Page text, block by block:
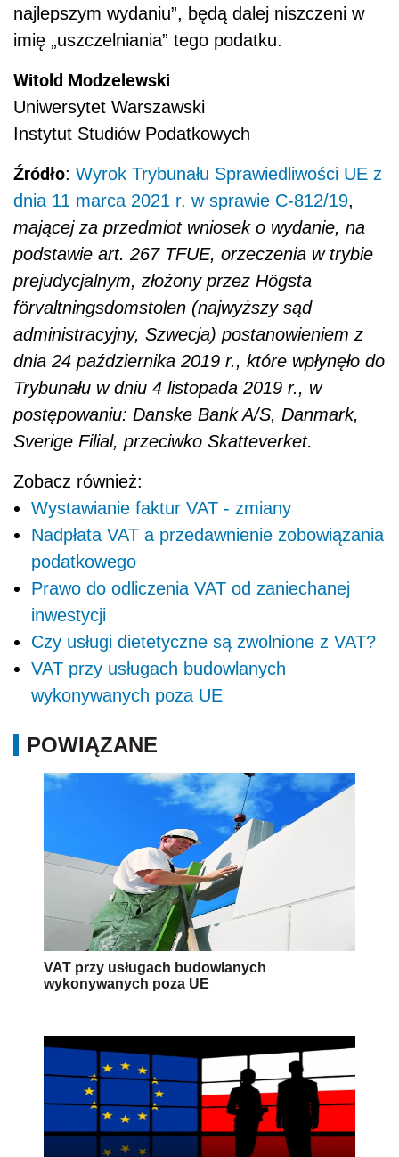
najlepszym wydaniu”, będą dalej niszczeni w
imię „uszczelniania” tego podatku.
Witold Modzelewski
Uniwersytet Warszawski
Instytut Studiów Podatkowych
Źródło: Wyrok Trybunału Sprawiedliwości UE z
dnia 11 marca 2021 r. w sprawie C‑812/19,
mającej za przedmiot wniosek o wydanie, na
podstawie art. 267 TFUE, orzeczenia w trybie
prejudycjalnym, złożony przez Högsta
förvaltningsdomstolen (najwyższy sąd
administracyjny, Szwecja) postanowieniem z
dnia 24 października 2019 r., które wpłynęło do
Trybunału w dniu 4 listopada 2019 r., w
postępowaniu: Danske Bank A/S, Danmark,
Sverige Filial, przeciwko Skatteverket.
Zobacz również:
Wystawianie faktur VAT - zmiany
Nadpłata VAT a przedawnienie zobowiązania
podatkowego
Prawo do odliczenia VAT od zaniechanej
inwestycji
Czy usługi dietetyczne są zwolnione z VAT?
VAT przy usługach budowlanych
wykonywanych poza UE
POWIĄZANE
VAT przy usługach budowlanych
wykonywanych poza UE